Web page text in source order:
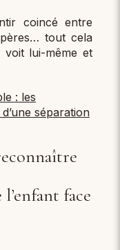
coincé entre
tout cela
lui-même et
: les
séparation
face